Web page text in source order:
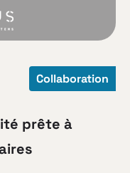
Collaboration
prête à